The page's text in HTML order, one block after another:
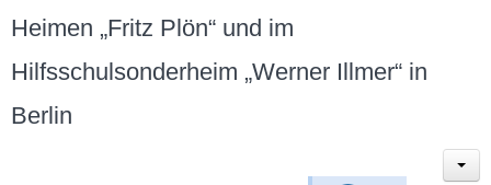
Heimen „Fritz Plön“ und im
Hilfsschulsonderheim „Werner Illmer“ in
Berlin